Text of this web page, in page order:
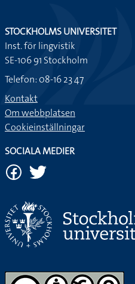
STOCKHOLMS UNIVERSITET
Inst. för lingvistik
SE-106 91 Stockholm
Telefon: 08-16 23 47
Kontakt
Om webbplatsen
Cookieinställningar
SOCIALA MEDIER